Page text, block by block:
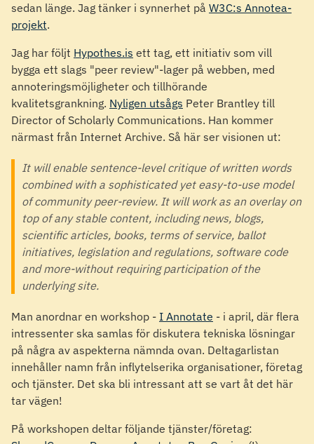
sedan länge. Jag tänker i synnerhet på W3C:s Annotea-
projekt.
Jag har följt Hypothes.is ett tag, ett initiativ som vill
bygga ett slags "peer review"-lager på webben, med
annoteringsmöjligheter och tillhörande
kvalitetsgrankning. Nyligen utsågs Peter Brantley till
Director of Scholarly Communications. Han kommer
närmast från Internet Archive. Så här ser visionen ut:
It will enable sentence-level critique of written words
combined with a sophisticated yet easy-to-use model
of community peer-review. It will work as an overlay on
top of any stable content, including news, blogs,
scientific articles, books, terms of service, ballot
initiatives, legislation and regulations, software code
and more-without requiring participation of the
underlying site.
Man anordnar en workshop - I Annotate - i april, där flera
intressenter ska samlas för diskutera tekniska lösningar
på några av aspekterna nämnda ovan. Deltagarlistan
innehåller namn från inflytelserika organisationer, företag
och tjänster. Det ska bli intressant att se vart åt det här
tar vägen!
På workshopen deltar följande tjänster/företag: